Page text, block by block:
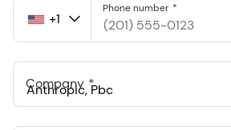
United
+1
Phone number
Company